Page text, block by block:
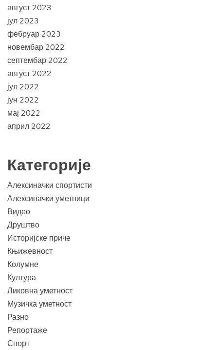
август 2023
јул 2023
фебруар 2023
новембар 2022
септембар 2022
август 2022
јул 2022
јун 2022
мај 2022
април 2022
Категорије
Алексиначки спортисти
Алексиначки уметници
Видео
Друштво
Историјске приче
Књижевност
Колумне
Култура
Ликовна уметност
Музичка уметност
Разно
Репортаже
Спорт